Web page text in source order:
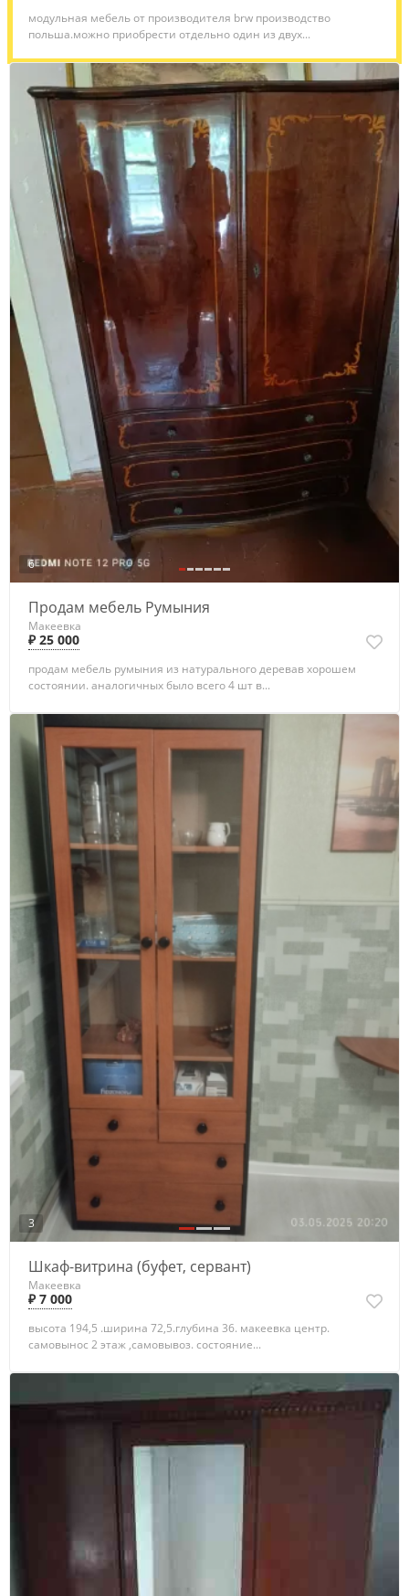
модульная мебель от производителя brw производство
польша.можно приобрести отдельно один из двух...
6
Продам мебель Румыния
Макеевка
₽ 25 000
продам мебель румыния из натурального деревав хорошем
состоянии. аналогичных было всего 4 шт в...
3
Шкаф-витрина (буфет, сервант)
Макеевка
₽ 7 000
высота 194,5 .ширина 72,5.глубина 36. макеевка центр.
самовынос 2 этаж ,самовывоз. состояние...